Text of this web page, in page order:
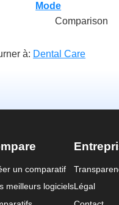
Mode
Comparison
à: Dental Care
un comparatif
meilleurs logicielsLégal